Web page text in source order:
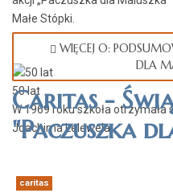
50 lat
W 1969 roku szkoła
Joachima Lelewela
Małe Stópki.
WIĘCEJ O:
DLA
Caritas -
"Paczuszka
caritas